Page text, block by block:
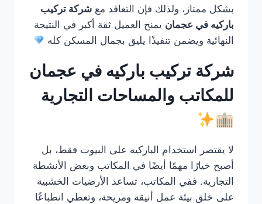
بشكل ممتاز، ولذلك فإن التعاقد مع شركة تركيب
باركيه في عجمان يمنح العميل ثقة أكبر في النتيجة
النهائية ويضمن تنفيذًا يليق بجمال المسكن كله
شركة تركيب باركيه في عجمان
للمكاتب والمساحات التجارية
لا يقتصر استخدام الباركيه على البيوت فقط، بل
أصبح خيارًا مهمًا أيضًا في المكاتب وبعض الأنشطة
التجارية. ففي المكاتب، تساعد الأرضيات الخشبية
على خلق بيئة عمل أنيقة ومريحة، وتعطي انطباعًا